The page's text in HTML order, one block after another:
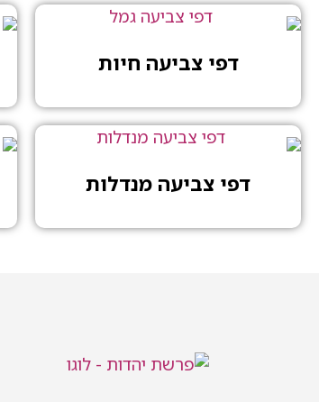
דפי צביעה חיות
דפי צביעה מנדלות